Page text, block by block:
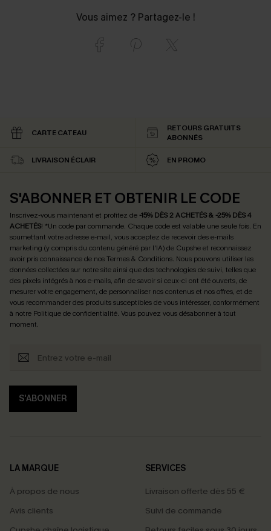
Vous aimez ? Partagez-le !
CARTE CATEAU
RETOURS GRATUITS
ABONNÉS
LIVRAISON ÉCLAIR EN PROMO
S'ABONNER ET OBTENIR LE CODE
Inscrivez-vous maintenant et profitez de -15% DÈS 2 ACHETÉS & -25% DÈS 4
ACHETÉS! *Un code par commande. Chaque code est valable une seule fois. En
soumettant votre adresse e-mail, vous acceptez de recevoir des e-mails
marketing (y compris du contenu généré par l'IA) de Cupshe et reconnaissez
avoir pris connaissance de nosTermes & Conditions. Nous pouvons utiliser les
données collectées sur notre site ainsi que des technologies de suivi, telles que
des pixels intégrés à nos e-mails, afin de savoir si ceux-ci ont été ouverts, de
mesurer votre engagement, de personnaliser nos contenus et nos offres, et de
vous recommander des produits susceptibles de vous intéresser, conformément
à notre Politique de confidentialité. Vous pouvez vous désabonner à tout
moment.
S'ABONNER
LA MARQUE
À propos de nous
Avis clients
SERVICES
Livraison offerte dès 55 €
Suivi de commande